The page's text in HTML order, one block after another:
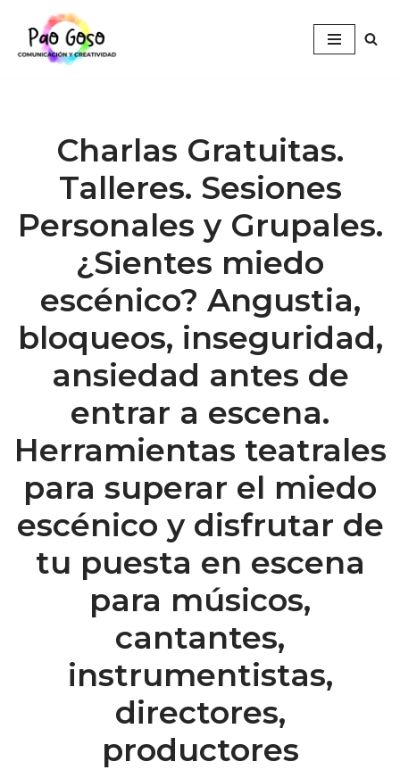
Saltar
Charlas Gratuitas.
Talleres. Sesiones
Personales y Grupales.
¿Sientes miedo
escénico? Angustia,
bloqueos, inseguridad,
ansiedad antes de
entrar a escena.
Herramientas teatrales
para superar el miedo
escénico y disfrutar de
tu puesta en escena
para músicos,
cantantes,
instrumentistas,
directores,
productores